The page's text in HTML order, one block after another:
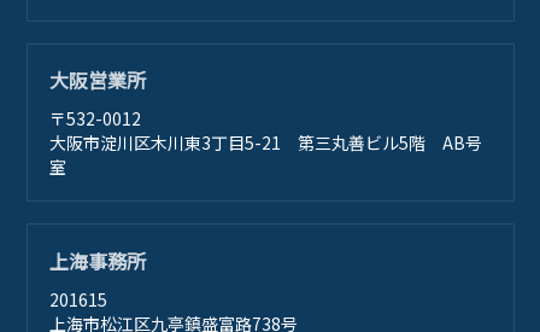
大阪営業所
〒532-0012
大阪市淀川区木川東3丁目5-21 第三丸善ビル5階 AB号
室
上海事務所
201615
上海市松江区九亭鎮盛富路738号